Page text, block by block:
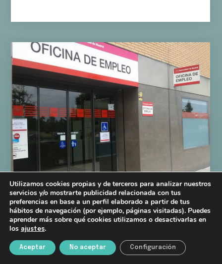
04/09/2020
Si España bajara el paro al
promedio europeo eliminaría el
déficit de golpe
Utilizamos cookies propias y de terceros para analizar nuestros
servicios y/o mostrarte publicidad relacionada con tus
preferencias en base a un perfil elaborado a partir de tus
hábitos de navegación (por ejemplo, páginas visitadas). Puedes
aprender más sobre qué cookies utilizamos o desactivarlas en
los ajustes.
Aceptar No aceptar Configuración